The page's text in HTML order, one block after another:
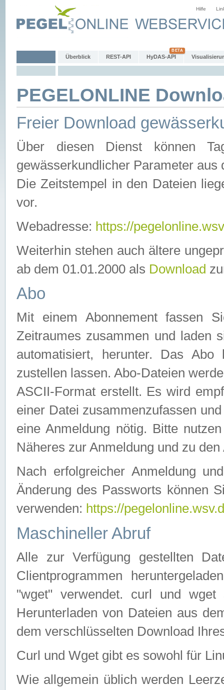
Hilfe
Überblick REST-API HyDAS-API
PEGELONLINE
Freier Download
Über diesen Dienst können
gewässerkundlicher Parameter aus
Die Zeitstempel in den Dateien
vor.
Webadresse: https://
Weiterhin stehen auch ältere
ab dem 01.01.2000 als Download
Abo
Mit einem Abonnement fassen
Zeitraumes zusammen und laden
automatisiert, herunter. Das
zustellen lassen. Abo-Dateien
ASCII-Format erstellt. Es wird
einer Datei zusammenzufassen
eine Anmeldung nötig. Bitte
Näheres zur Anmeldung und zu
Nach erfolgreicher Anmeldung
Änderung des Passworts können
verwenden: https://
Maschineller Abruf
Alle zur Verfügung gestellten
Clientprogrammen
"wget" verwendet. curl und wget
Herunterladen von Dateien aus
dem verschlüsselten Download
Curl und Wget gibt es sowohl für
Wie allgemein üblich werden